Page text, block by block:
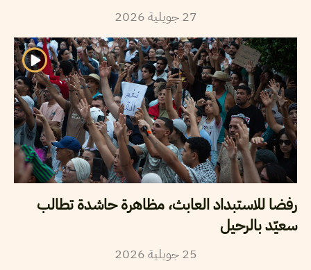
27 جويلية2026
رفضا للاستبداد العابث، مظاهرة حاشدة تطالب
سعيّد بالرحيل
25 جويلية2026